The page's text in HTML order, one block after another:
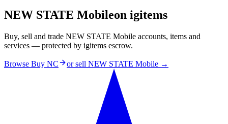
NEW STATE Mobileon igitems
Buy, sell and trade NEW STATE Mobile accounts, items and
services — protected by igitems escrow.
Browse Buy NC or sell NEW STATE Mobile →